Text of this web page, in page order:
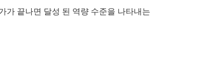
가 끝나면 달성 된 역량 수준을 나타내는